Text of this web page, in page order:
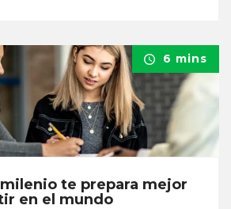
6 mins
te prepara mejor
en el mundo